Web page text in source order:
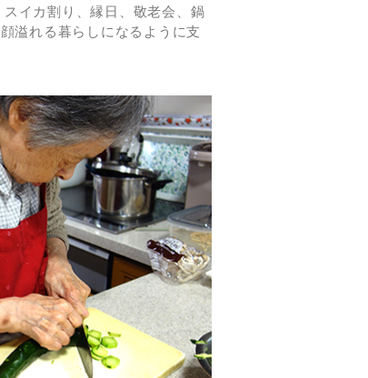
イカ割り、縁日、敬老会、鍋
溢れる暮らしになるように支